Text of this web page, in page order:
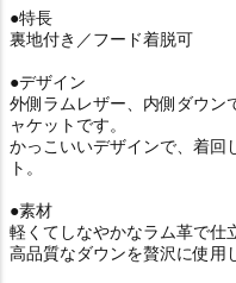
●特長
裏地付き／フード着脱可
●デザイン
外側ラムレザー、内側ダウン
ャケットです。
かっこいいデザインで、着回
ト。
●素材
軽くてしなやかなラム革で仕
高品質なダウンを贅沢に使用